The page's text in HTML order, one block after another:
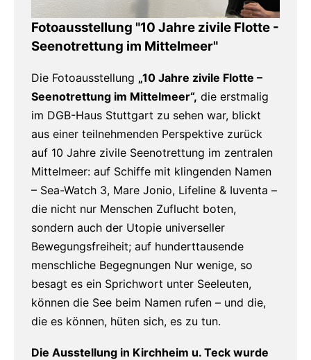
Fotoausstellung "10 Jahre zivile Flotte -
Seenotrettung im Mittelmeer"
Die Fotoausstellung „10 Jahre zivile Flotte –
Seenotrettung im Mittelmeer“, die erstmalig
im DGB-Haus Stuttgart zu sehen war, blickt
aus einer teilnehmenden Perspektive zurück
auf 10 Jahre zivile Seenotrettung im zentralen
Mittelmeer: auf Schiffe mit klingenden Namen
– Sea-Watch 3, Mare Jonio, Lifeline & Iuventa –
die nicht nur Menschen Zuflucht boten,
sondern auch der Utopie universeller
Bewegungsfreiheit; auf hunderttausende
menschliche Begegnungen Nur wenige, so
besagt es ein Sprichwort unter Seeleuten,
können die See beim Namen rufen – und die,
die es können, hüten sich, es zu tun.
Die Ausstellung in Kirchheim u. Teck wurde